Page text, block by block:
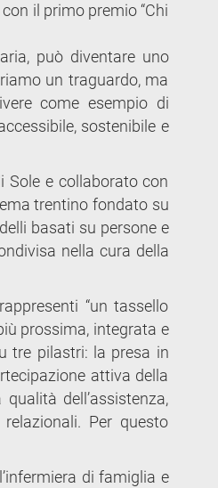
il primo premio “Chi
può diventare uno
un traguardo, ma
come esempio di
sostenibile e
Sole e collaborato con
trentino fondato su
basati su persone e
nella cura della
“un tassello
prossima, integrata e
tre pilastri: la presa in
attiva della
dell’assistenza,
Per questo
di famiglia e